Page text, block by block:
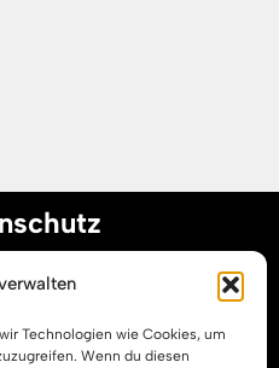
Technologien wie Cookies, um
Wenn du diesen